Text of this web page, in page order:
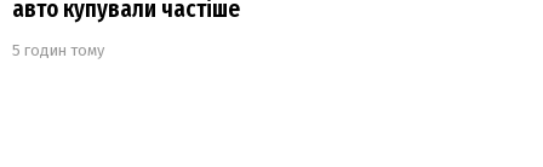
авто купували частіше
5 годин тому